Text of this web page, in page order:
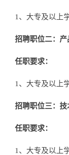
1、大专及以上学
招聘职位二：产
任职要求：
1、大专及以上学
招聘职位三：技
任职要求：
1、大专及以上学